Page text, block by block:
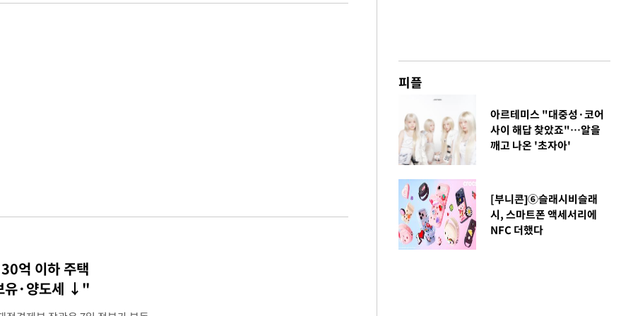
억 이하 주택
유·양도세 ↓"
피플
아르테미스 "대중성·코어
사이 해답 찾았죠"…알을
깨고 나온 '초자아'
[부니콘]⑥슬래시비슬래
시, 스마트폰 액세서리에
NFC 더했다